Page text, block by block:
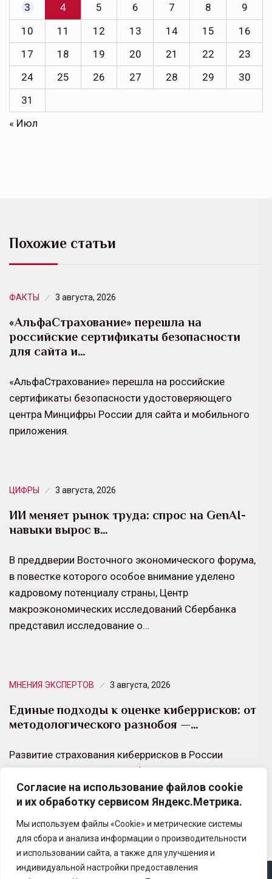
Согласие на использование файлов cookie
и их обработку сервисом Яндекс.Метрика.
Мы используем файлы «Cookie» и метрические системы
для сбора и анализа информации о производительности
и использовании сайта, а также для улучшения и
индивидуальной настройки предоставления
3
4 5 6 7 8
9
10
11 12 13 14 15
16
17
18 19 20 21 22
23
24
25 26 27 28 29
30
31
« Июл
Похожие статьи
ФАКТЫ 3 августа, 2026
«АльфаСтрахование» перешла на
российские сертификаты безопасности
для сайта и…
«АльфаСтрахование» перешла на российские
сертификаты безопасности удостоверяющего
центра Минцифры России для сайта и мобильного
приложения.
ЦИФРЫ 3 августа, 2026
ИИ меняет рынок труда: спрос на GenAI-
навыки вырос в…
В преддверии Восточного экономического форума,
в повестке которого особое внимание уделено
кадровому потенциалу страны, Центр
макроэкономических исследований Сбербанка
представил исследование о…
МНЕНИЯ ЭКСПЕРТОВ 3 августа, 2026
Единые подходы к оценке киберрисков: от
методологического разнобоя —…
Развитие страхования киберрисков в России
сдерживает не столько дефицит спроса, сколько
отсутствие единых, признанных рынком подходов к
оценке этих рисков.